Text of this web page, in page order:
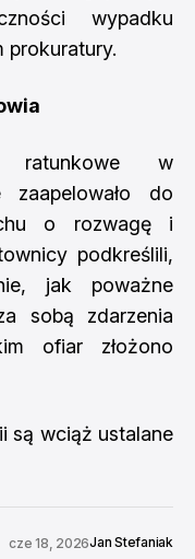
wypadku
prokuratury.
ratunkowe w
zaapelowało do
o rozwagę i
podkreślili,
jak poważne
sobą zdarzenia
ofiar złożono
są wciąż ustalane
cze 18, 2026Jan Stefaniak